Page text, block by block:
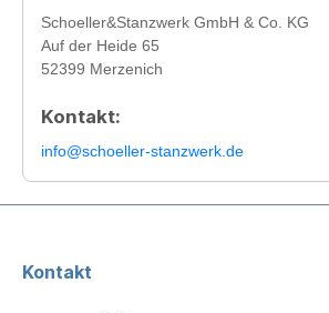
Schoeller&Stanzwerk GmbH & Co. KG
Auf der Heide 65
52399 Merzenich
Kontakt:
info@schoeller-stanzwerk.de
Kontakt